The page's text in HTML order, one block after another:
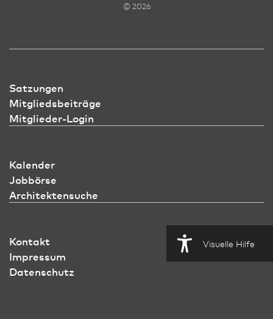
Visuelle Hilfe
© 2026
Satzungen
Mitgliedsbeiträge
Mitglieder-Login
Kalender
Jobbörse
Architektensuche
Kontakt
Impressum
Datenschutz